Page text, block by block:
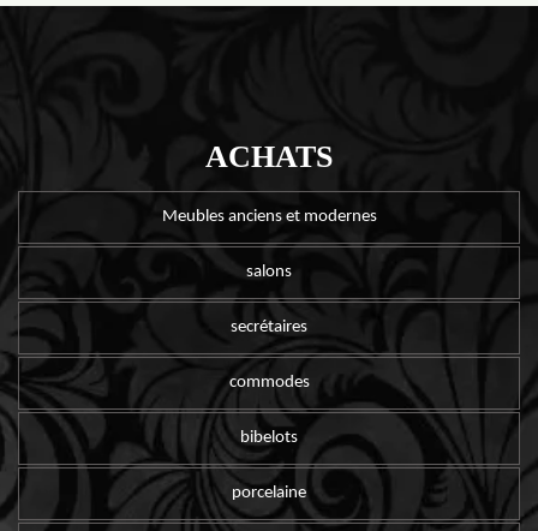
ACHATS
Meubles anciens et modernes
salons
secrétaires
commodes
bibelots
porcelaine